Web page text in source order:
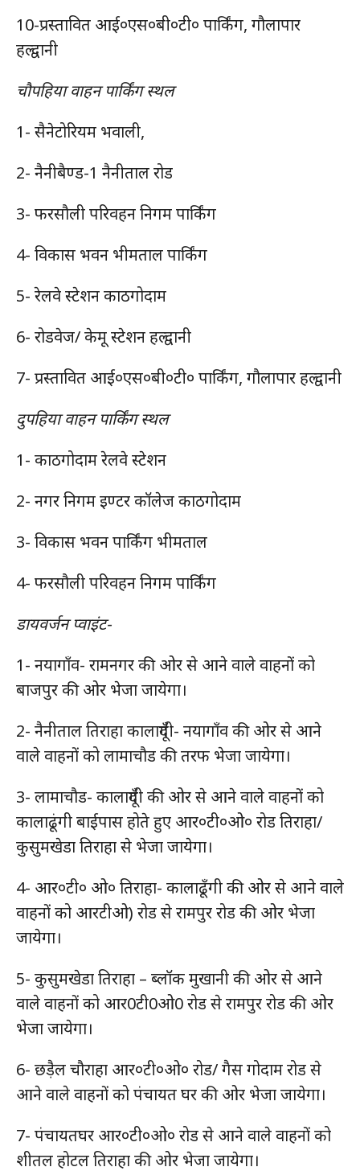
10-प्रस्तावित आई०एस०बी०टी० पार्किंग, गौलापार
हल्द्वानी
चौपहिया वाहन पार्किंग स्थल
1- सैनेटोरियम भवाली,
2- नैनीबैण्ड-1 नैनीताल रोड
3- फरसौली परिवहन निगम पार्किंग
4- विकास भवन भीमताल पार्किंग
5- रेलवे स्टेशन काठगोदाम
6- रोडवेज/ केमू स्टेशन हल्द्वानी
7- प्रस्तावित आई०एस०बी०टी० पार्किंग, गौलापार हल्द्वानी
दुपहिया वाहन पार्किंग स्थल
1- काठगोदाम रेलवे स्टेशन
2- नगर निगम इण्टर कॉलेज काठगोदाम
3- विकास भवन पार्किंग भीमताल
4- फरसौली परिवहन निगम पार्किंग
डायवर्जन प्वाइंट-
1- नयागाँव- रामनगर की ओर से आने वाले वाहनों को
बाजपुर की ओर भेजा जायेगा।
2- नैनीताल तिराहा कालादूँगी- नयागाँव की ओर से आने
वाले वाहनों को लामाचौड की तरफ भेजा जायेगा।
3- लामाचौड- कालादूँगी की ओर से आने वाले वाहनों को
कालाढूंगी बाईपास होते हुए आर०टी०ओ० रोड तिराहा/
कुसुमखेडा तिराहा से भेजा जायेगा।
4- आर०टी० ओ० तिराहा- कालाढूँगी की ओर से आने वाले
वाहनों को आरटीओ) रोड से रामपुर रोड की ओर भेजा
जायेगा।
5- कुसुमखेडा तिराहा – ब्लॉक मुखानी की ओर से आने
वाले वाहनों को आर0टी0ओ0 रोड से रामपुर रोड की ओर
भेजा जायेगा।
6- छड़ैल चौराहा आर०टी०ओ० रोड/ गैस गोदाम रोड से
आने वाले वाहनों को पंचायत घर की ओर भेजा जायेगा।
7- पंचायतघर आर०टी०ओ० रोड से आने वाले वाहनों को
शीतल होटल तिराहा की ओर भेजा जायेगा।